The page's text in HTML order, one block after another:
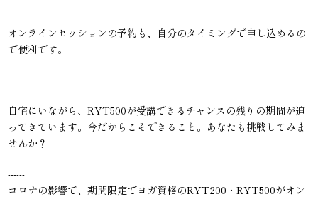
オンラインセッションの予約も、自分のタイミングで申し込めるの
で便利です。
自宅にいながら、RYT500が受講できるチャンスの残りの期間が迫
ってきています。今だからこそできること。あなたも挑戦してみま
せんか？
------
コロナの影響で、期間限定でヨガ資格のRYT200・RYT500がオン